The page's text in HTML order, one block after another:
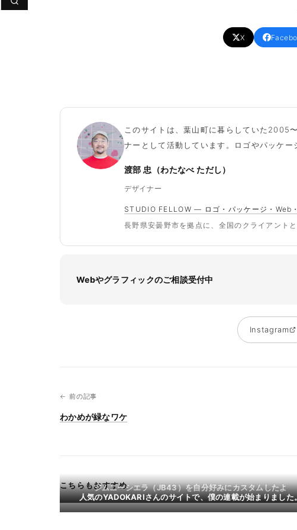
X
このサイトは、葉山町に暮らしていた2005
ナーとして活動しています。ロゴやパッケ
渡部 忠（わたなべ ただし）
デザイナー
STUDIO FELLOW — ロゴ・パッケージ・Web
長野県安曇野市を拠点に、全国のクライアント
Webやグラフィックのご相談受付中
Instagram
← 前の記事
わかめが緑なワケ
こちらもおすすめジムニーシエラ（JB43）を自分好みにカスタムしたよ
人気のYADOKARIさんのサイトで、僕の連載が始まりました